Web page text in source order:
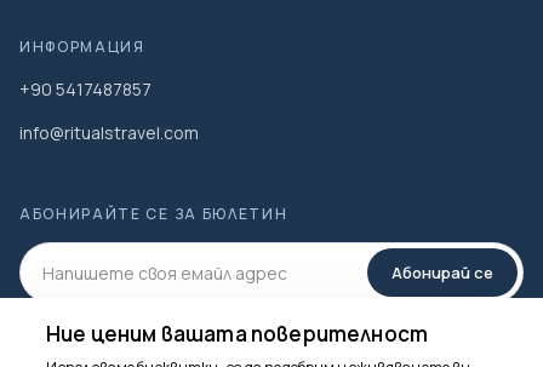
ИНФОРМАЦИЯ
+90 5417487857
info@ritualstravel.com
АБОНИРАЙТЕ СЕ ЗА БЮЛЕТИН
Абонирай се
СОЦИАЛНА МЕДИЯ
Ние ценим вашата поверителност